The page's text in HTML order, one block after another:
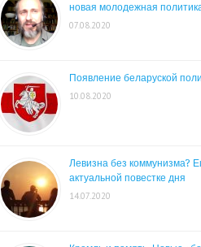
новая молодежная
07.08.2020
Появление беларуской
10.08.2020
Левизна без коммунизма?
актуальной повестке дня
14.07.2020